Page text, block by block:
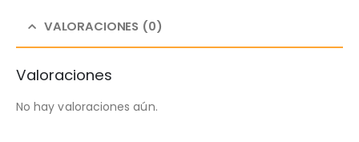
VALORACIONES (0)
Valoraciones
No hay valoraciones aún.